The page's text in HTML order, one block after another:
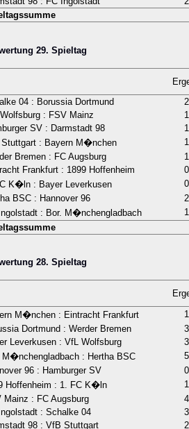
29. Spieltag
04 : Borussia Dortmund
: FSV Mainz
SV : Darmstadt 98
: Bayern M�nchen
Bremen : FC Augsburg
Frankfurt : 1899 Hoffenheim
K�ln : Bayer Leverkusen
BSC : Hannover 96
: Bor. M�nchengladbach
28. Spieltag
M�nchen : Eintracht Frankfurt
Dortmund : Werder Bremen
Leverkusen : VfL Wolfsburg
M�nchengladbach : Hertha BSC
96 : Hamburger SV
Hoffenheim : 1. FC K�ln
Mainz : FC Augsburg
: Schalke 04
98 : VfB Stuttgart